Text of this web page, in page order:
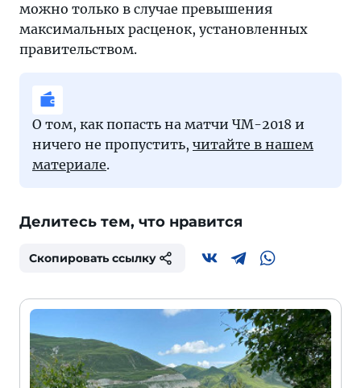
можно только в случае превышения
максимальных расценок, установленных
правительством.
О том, как попасть на матчи ЧМ-2018 и
ничего не пропустить, читайте в нашем
материале.
Делитесь тем, что нравится
Скопировать ссылку